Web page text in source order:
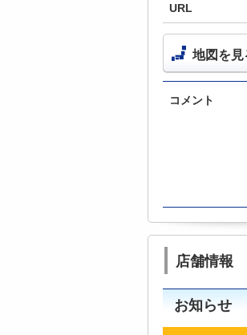
URL
地図を見
コメント
店舗情報
お知らせ